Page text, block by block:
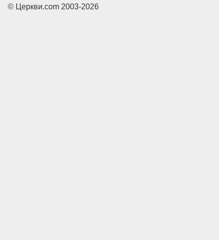
© Церкви.com 2003-2026